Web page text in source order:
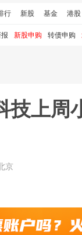
行 新股 基金 港股
新股申购 转债申购
技上周
京